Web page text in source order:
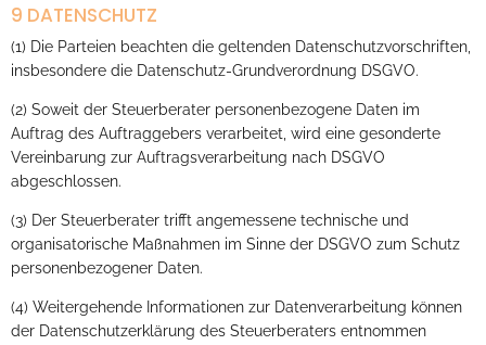
9 DATENSCHUTZ
(1) Die Parteien beachten die geltenden Datenschutzvorschriften,
insbesondere die Datenschutz-Grundverordnung DSGVO.
(2) Soweit der Steuerberater personenbezogene Daten im
Auftrag des Auftraggebers verarbeitet, wird eine gesonderte
Vereinbarung zur Auftragsverarbeitung nach DSGVO
abgeschlossen.
(3) Der Steuerberater trifft angemessene technische und
organisatorische Maßnahmen im Sinne der DSGVO zum Schutz
personenbezogener Daten.
(4) Weitergehende Informationen zur Datenverarbeitung können
der Datenschutzerklärung des Steuerberaters entnommen